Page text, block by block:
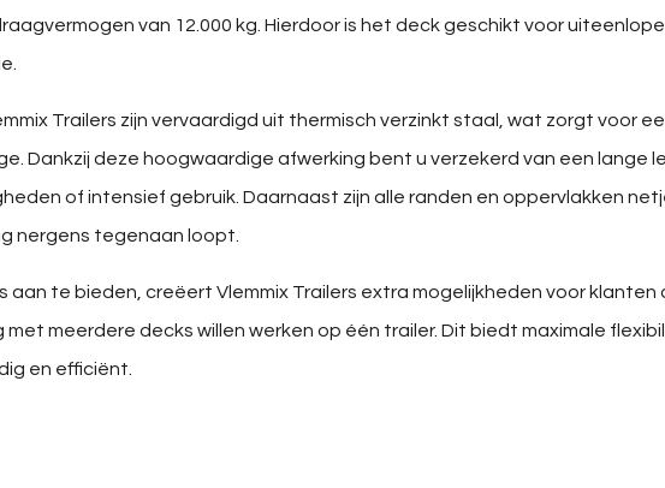
van 12.000 kg. Hierdoor is het deck geschikt voor
Trailers zijn vervaardigd uit thermisch verzinkt staal, wat zorgt voor
Dankzij deze hoogwaardige afwerking bent u verzekerd van een lange
of intensief gebruik. Daarnaast zijn alle randen en oppervlakken
nergens tegenaan loopt.
aan te bieden, creëert Vlemmix Trailers extra mogelijkheden voor klanten
met meerdere decks willen werken op één trailer. Dit biedt maximale
en efficiënt.